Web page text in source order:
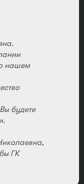
нашем
будете
ГК